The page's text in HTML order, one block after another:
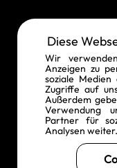
Diese
Wir
Anzeigen zu
soziale
Zugriffe auf
Außerdem
Verwendung
Partner für
Analysen weiter.
AGB